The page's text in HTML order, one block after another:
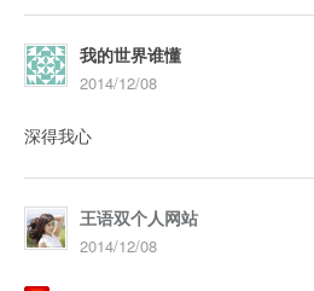
我的世界谁懂
2014/12/08
深得我心
王语双个人网站
2014/12/08